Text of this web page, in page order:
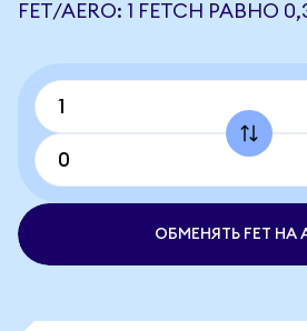
FET/AERO: 1 FETCH РАВНО
ОБМЕНЯТЬ FET НА